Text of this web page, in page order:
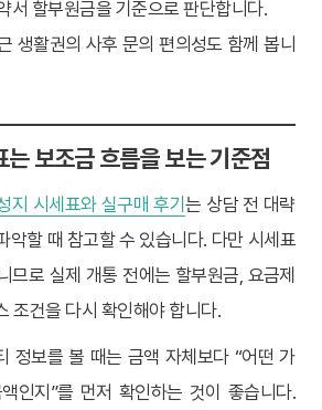
서 할부원금을 기준으로 판단합니다.
생활권의 사후 문의 편의성도 함께 봅니
보조금 흐름을 보는 기준점
지 시세표와 실구매 후기는 상담 전 대략
악할 때 참고할 수 있습니다. 다만 시세표
므로 실제 개통 전에는 할부원금, 요금제
조건을 다시 확인해야 합니다.
정보를 볼 때는 금액 자체보다 “어떤 가
인지”를 먼저 확인하는 것이 좋습니다.